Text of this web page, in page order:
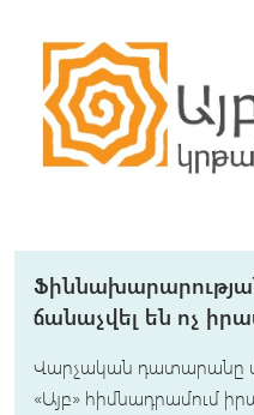
ճանաչվել են ոչ
Վարչական դատարանը
«Այբ» հիմնադրամում